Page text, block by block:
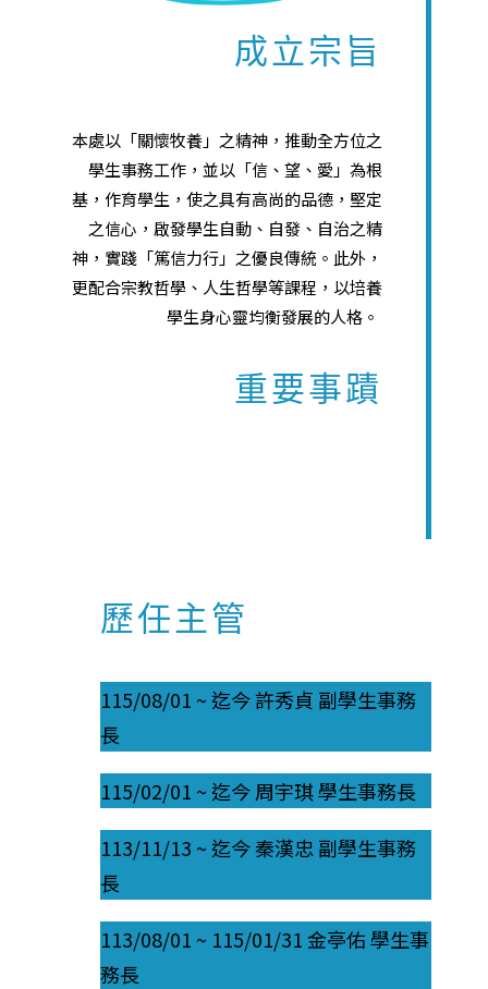
成立宗旨
本處以「關懷牧養」之精神，推動全方位之
學生事務工作，並以「信、望、愛」為根
基，作育學生，使之具有高尚的品德，堅定
之信心，啟發學生自動、自發、自治之精
神，實踐「篤信力行」之優良傳統。此外，
更配合宗教哲學、人生哲學等課程，以培養
學生身心靈均衡發展的人格。
重要事蹟
歷任主管
115/08/01 ~ 迄今 許秀貞 副學生事務
長
115/02/01 ~ 迄今 周宇琪 學生事務長
113/11/13 ~ 迄今 秦漢忠 副學生事務
長
113/08/01 ~ 115/01/31 金亭佑 學生事
務長